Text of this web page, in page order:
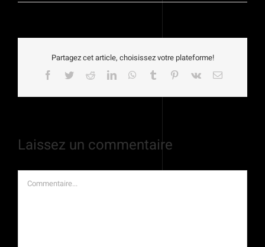
Partagez cet article, choisissez votre plateforme!
Facebook
TwitterRedditLinkedInWhatsApp
Tumblr Pinterest
Vk Email
Laissez un commentaire
Commentaire